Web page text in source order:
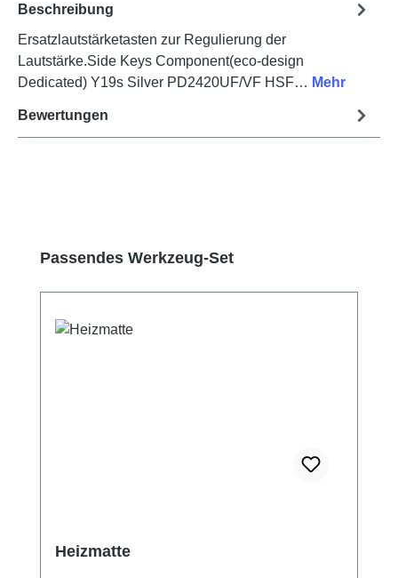
Beschreibung
Ersatzlautstärketasten zur Regulierung der
Lautstärke.Side Keys Component(eco-design
Dedicated) Y19s Silver PD2420UF/VF HSF… Mehr
Bewertungen
Produktgalerie überspringen
Passendes Werkzeug-Set
Heizmatte